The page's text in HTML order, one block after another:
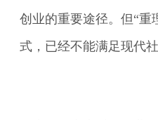
创业的重要途径。但“重
式，已经不能满足现代